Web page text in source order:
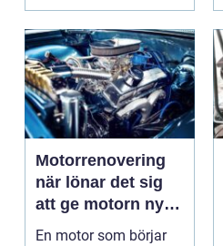
Motorrenovering
när lönar det sig
att ge motorn nytt
liv?
En motor som börjar